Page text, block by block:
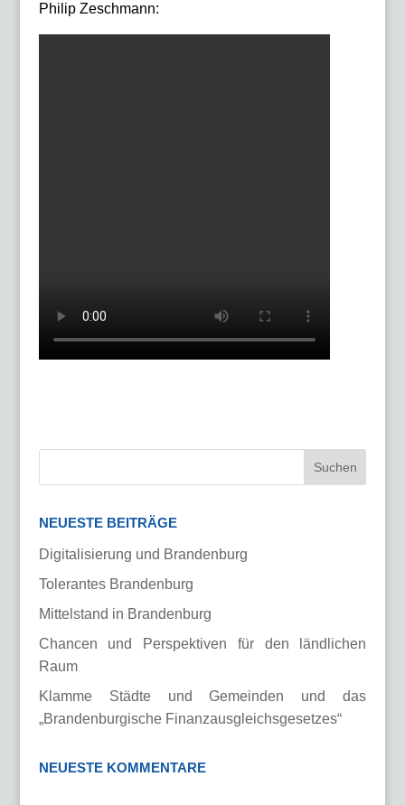
Philip Zeschmann:
NEUESTE BEITRÄGE
Digitalisierung und Brandenburg
Tolerantes Brandenburg
Mittelstand in Brandenburg
Chancen und Perspektiven für den ländlichen
Raum
Klamme Städte und Gemeinden und das
„Brandenburgische Finanzausgleichsgesetzes“
NEUESTE KOMMENTARE